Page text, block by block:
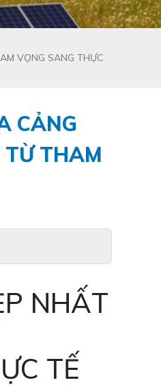
VỌNG SANG THỰC
CẢNG
TỪ THAM
NHẤT
TẾ